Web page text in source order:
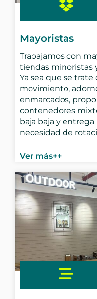
Mayoristas
Trabajamos con
tiendas minoristas
Ya sea que se trate
movimiento,
enmarcados,
contenedores
baja baja y entrega
necesidad de
Ver más++